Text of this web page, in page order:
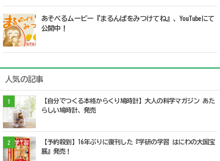
あそべるムービー『まるんぱをみつけてね』、YouTubeにて
公開中！
人気の記事
1
【自分でつくる本格からくり鳩時計】大人の科学マガジン あた
らしい鳩時計、発売
2
【予約殺到】16年ぶりに復刊した『学研の学習 はにわの大国宝
展』発売！